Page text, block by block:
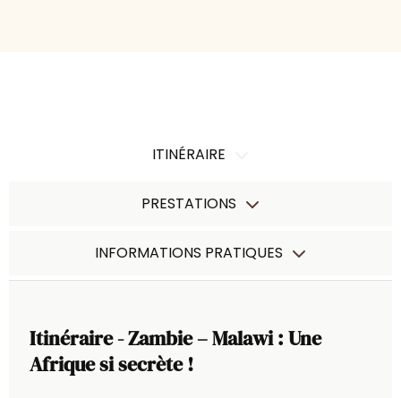
ITINÉRAIRE
PRESTATIONS
INFORMATIONS PRATIQUES
Itinéraire - Zambie – Malawi : Une
Afrique si secrète !